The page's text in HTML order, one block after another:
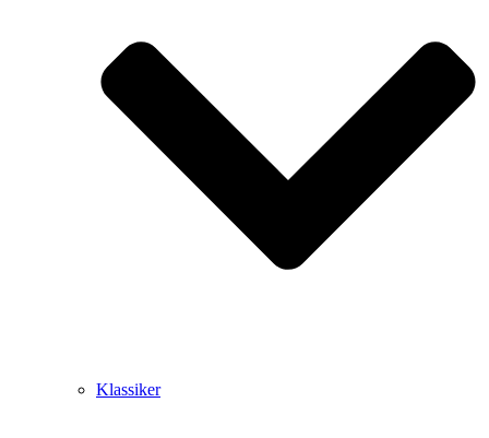
Klassiker